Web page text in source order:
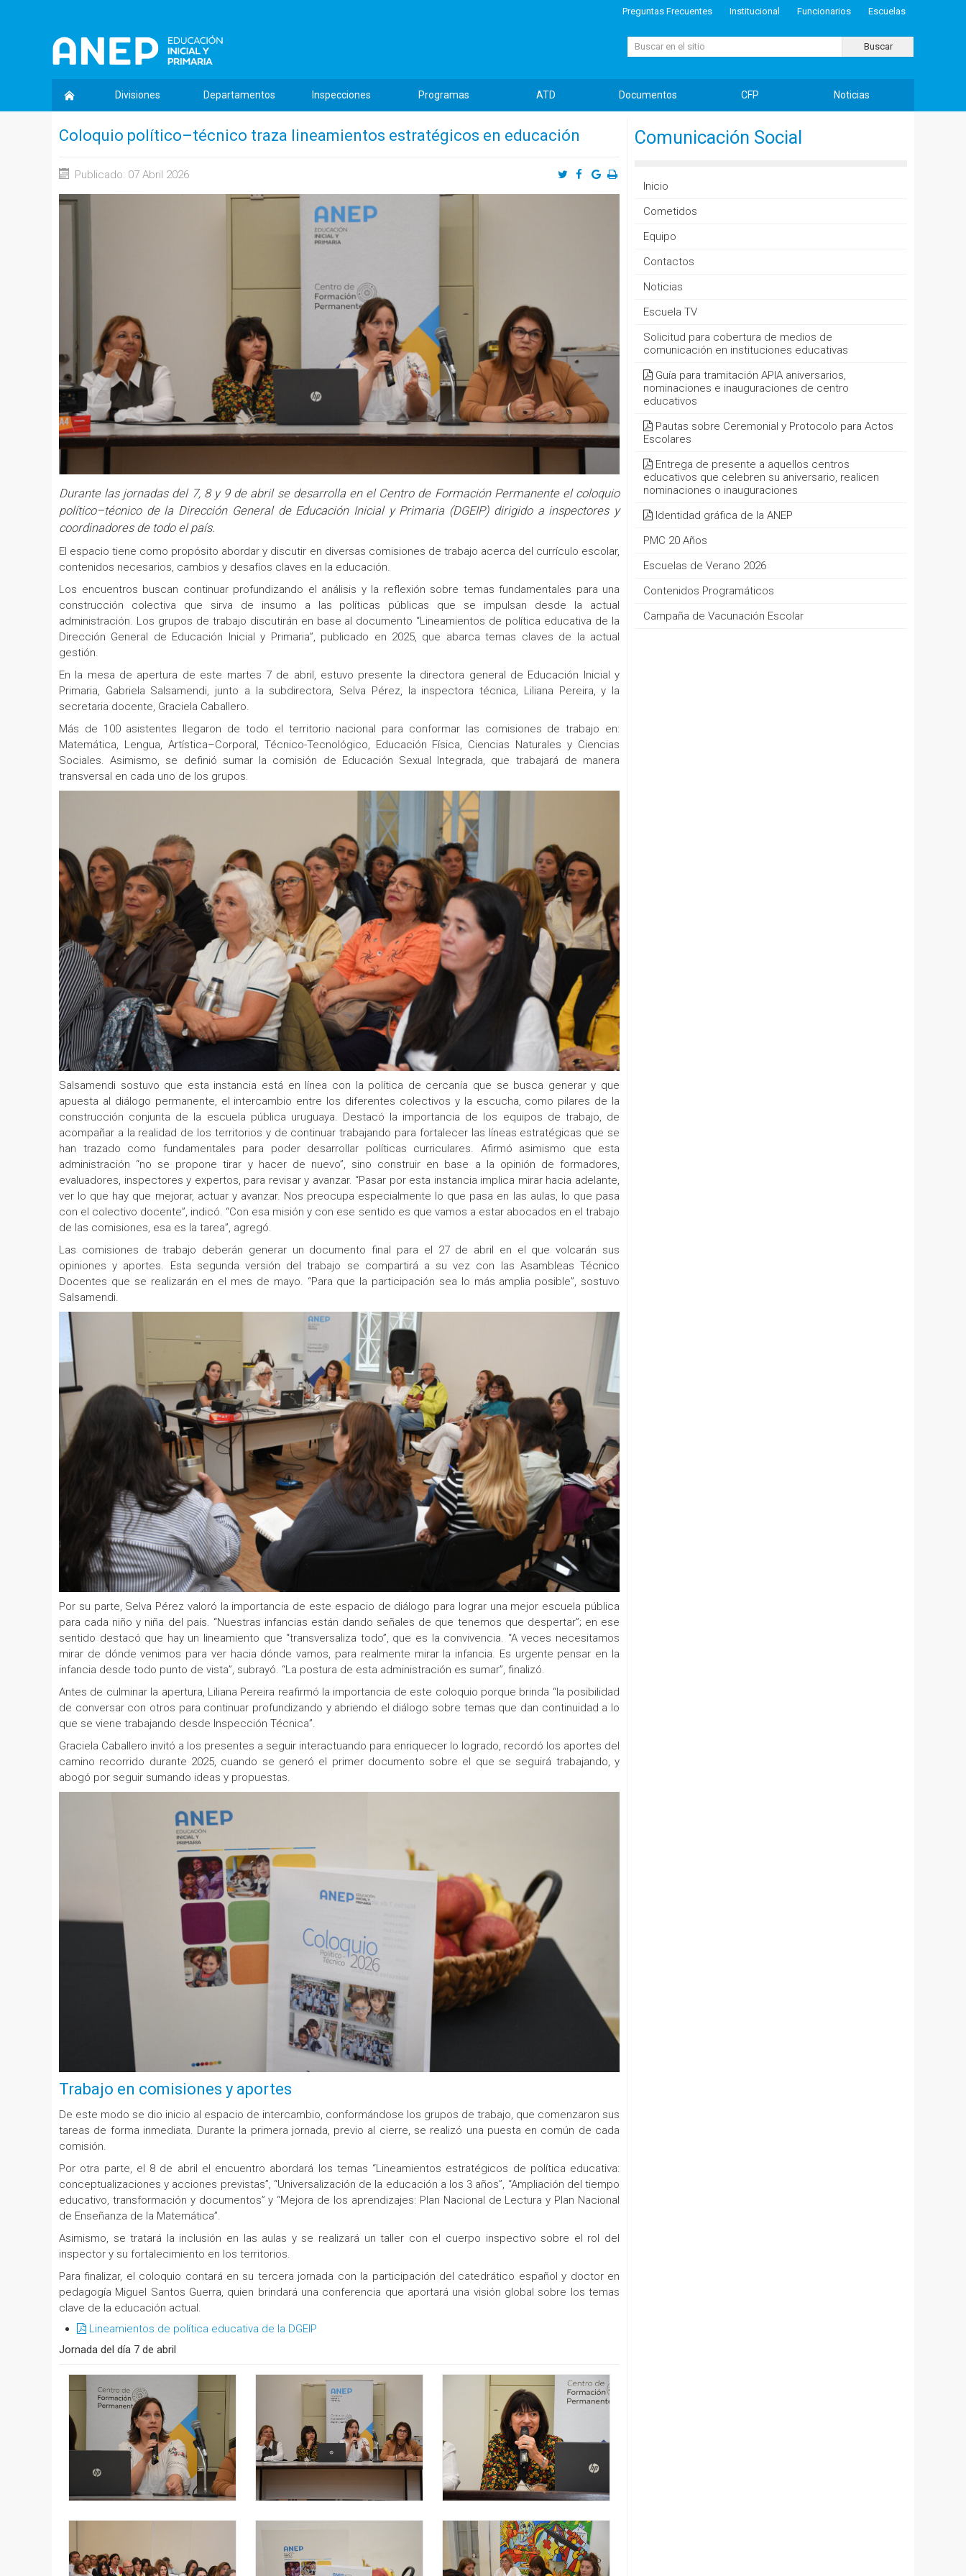
Preguntas Frecuentes Institucional Funcionarios Escuelas
Buscar... Buscar
Divisiones Departamentos Inspecciones Programas ATD Documentos CFP Noticias
Coloquio político–técnico traza lineamientos estratégicos en educación
Publicado: 07 Abril 2026
Durante las jornadas del 7, 8 y 9 de abril se desarrolla en el Centro de Formación Permanente el coloquio
político–técnico de la Dirección General de Educación Inicial y Primaria (DGEIP) dirigido a inspectores y
coordinadores de todo el país.
El espacio tiene como propósito abordar y discutir en diversas comisiones de trabajo acerca del currículo escolar,
contenidos necesarios, cambios y desafíos claves en la educación.
Los encuentros buscan continuar profundizando el análisis y la reflexión sobre temas fundamentales para una
construcción colectiva que sirva de insumo a las políticas públicas que se impulsan desde la actual
administración. Los grupos de trabajo discutirán en base al documento “Lineamientos de política educativa de la
Dirección General de Educación Inicial y Primaria”, publicado en 2025, que abarca temas claves de la actual
gestión.
En la mesa de apertura de este martes 7 de abril, estuvo presente la directora general de Educación Inicial y
Primaria, Gabriela Salsamendi, junto a la subdirectora, Selva Pérez, la inspectora técnica, Liliana Pereira, y la
secretaria docente, Graciela Caballero.
Más de 100 asistentes llegaron de todo el territorio nacional para conformar las comisiones de trabajo en:
Matemática, Lengua, Artística–Corporal, Técnico-Tecnológico, Educación Física, Ciencias Naturales y Ciencias
Sociales. Asimismo, se definió sumar la comisión de Educación Sexual Integrada, que trabajará de manera
transversal en cada uno de los grupos.
Salsamendi sostuvo que esta instancia está en línea con la política de cercanía que se busca generar y que
apuesta al diálogo permanente, el intercambio entre los diferentes colectivos y la escucha, como pilares de la
construcción conjunta de la escuela pública uruguaya. Destacó la importancia de los equipos de trabajo, de
acompañar a la realidad de los territorios y de continuar trabajando para fortalecer las líneas estratégicas que se
han trazado como fundamentales para poder desarrollar políticas curriculares. Afirmó asimismo que esta
administración “no se propone tirar y hacer de nuevo”, sino construir en base a la opinión de formadores,
evaluadores, inspectores y expertos, para revisar y avanzar. “Pasar por esta instancia implica mirar hacia adelante,
ver lo que hay que mejorar, actuar y avanzar. Nos preocupa especialmente lo que pasa en las aulas, lo que pasa
con el colectivo docente”, indicó. “Con esa misión y con ese sentido es que vamos a estar abocados en el trabajo
de las comisiones, esa es la tarea”, agregó.
Las comisiones de trabajo deberán generar un documento final para el 27 de abril en el que volcarán sus
opiniones y aportes. Esta segunda versión del trabajo se compartirá a su vez con las Asambleas Técnico
Docentes que se realizarán en el mes de mayo. “Para que la participación sea lo más amplia posible”, sostuvo
Salsamendi.
Por su parte, Selva Pérez valoró la importancia de este espacio de diálogo para lograr una mejor escuela pública
para cada niño y niña del país. “Nuestras infancias están dando señales de que tenemos que despertar”; en ese
sentido destacó que hay un lineamiento que “transversaliza todo”, que es la convivencia. “A veces necesitamos
mirar de dónde venimos para ver hacia dónde vamos, para realmente mirar la infancia. Es urgente pensar en la
infancia desde todo punto de vista”, subrayó. “La postura de esta administración es sumar”, finalizó.
Antes de culminar la apertura, Liliana Pereira reafirmó la importancia de este coloquio porque brinda “la posibilidad
de conversar con otros para continuar profundizando y abriendo el diálogo sobre temas que dan continuidad a lo
que se viene trabajando desde Inspección Técnica”.
Graciela Caballero invitó a los presentes a seguir interactuando para enriquecer lo logrado, recordó los aportes del
camino recorrido durante 2025, cuando se generó el primer documento sobre el que se seguirá trabajando, y
abogó por seguir sumando ideas y propuestas.
Trabajo en comisiones y aportes
De este modo se dio inicio al espacio de intercambio, conformándose los grupos de trabajo, que comenzaron sus
tareas de forma inmediata. Durante la primera jornada, previo al cierre, se realizó una puesta en común de cada
comisión.
Por otra parte, el 8 de abril el encuentro abordará los temas “Lineamientos estratégicos de política educativa:
conceptualizaciones y acciones previstas”, “Universalización de la educación a los 3 años”, “Ampliación del tiempo
educativo, transformación y documentos” y “Mejora de los aprendizajes: Plan Nacional de Lectura y Plan Nacional
de Enseñanza de la Matemática”.
Asimismo, se tratará la inclusión en las aulas y se realizará un taller con el cuerpo inspectivo sobre el rol del
inspector y su fortalecimiento en los territorios.
Para finalizar, el coloquio contará en su tercera jornada con la participación del catedrático español y doctor en
pedagogía Miguel Santos Guerra, quien brindará una conferencia que aportará una visión global sobre los temas
clave de la educación actual.
Lineamientos de política educativa de la DGEIP
Jornada del día 7 de abril
Comunicación Social
Inicio
Cometidos
Equipo
Contactos
Noticias
Escuela TV
Solicitud para cobertura de medios de
comunicación en instituciones educativas
Guía para tramitación APIA aniversarios,
nominaciones e inauguraciones de centro
educativos
Pautas sobre Ceremonial y Protocolo para Actos
Escolares
Entrega de presente a aquellos centros
educativos que celebren su aniversario, realicen
nominaciones o inauguraciones
Identidad gráfica de la ANEP
PMC 20 Años
Escuelas de Verano 2026
Contenidos Programáticos
Campaña de Vacunación Escolar